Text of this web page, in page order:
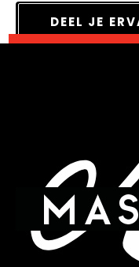
DEEL JE